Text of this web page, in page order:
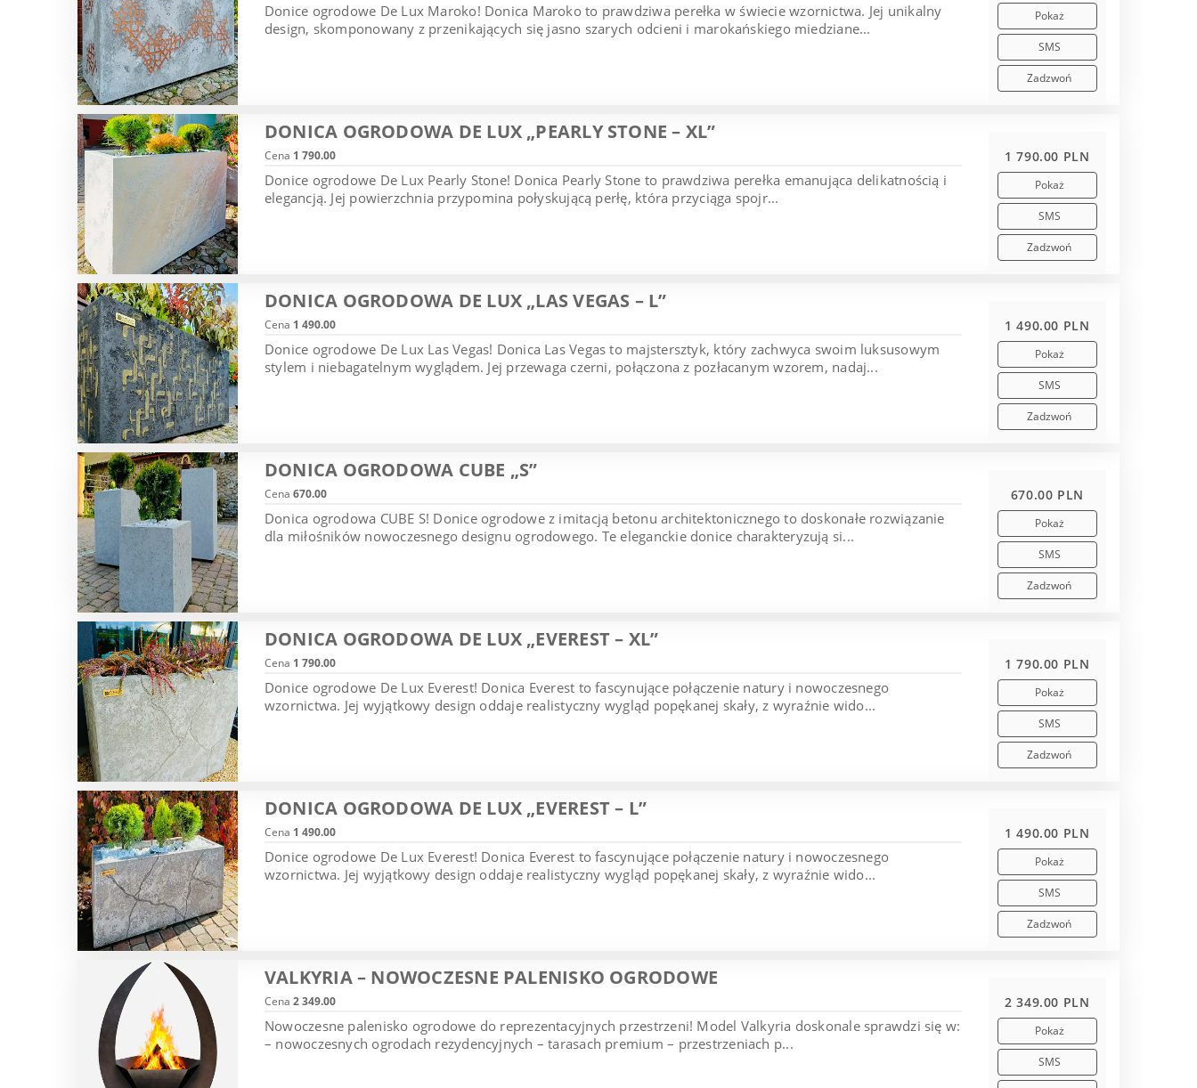
Donice ogrodowe De Lux Maroko! Donica Maroko to prawdziwa perełka w świecie wzornictwa. Jej unikalny
design, skomponowany z przenikających się jasno szarych odcieni i marokańskiego miedziane...
Pokaż
SMS
Zadzwoń
DONICA OGRODOWA DE LUX „PEARLY STONE – XL”
Cena 1 790.00
Donice ogrodowe De Lux Pearly Stone! Donica Pearly Stone to prawdziwa perełka emanująca delikatnością i
elegancją. Jej powierzchnia przypomina połyskującą perłę, która przyciąga spojr...
1 790.00 PLN
Pokaż
SMS
Zadzwoń
DONICA OGRODOWA DE LUX „LAS VEGAS – L”
Cena 1 490.00
Donice ogrodowe De Lux Las Vegas! Donica Las Vegas to majstersztyk, który zachwyca swoim luksusowym
stylem i niebagatelnym wyglądem. Jej przewaga czerni, połączona z pozłacanym wzorem, nadaj...
1 490.00 PLN
Pokaż
SMS
Zadzwoń
DONICA OGRODOWA CUBE „S”
Cena 670.00
Donica ogrodowa CUBE S! Donice ogrodowe z imitacją betonu architektonicznego to doskonałe rozwiązanie
dla miłośników nowoczesnego designu ogrodowego. Te eleganckie donice charakteryzują si...
670.00 PLN
Pokaż
SMS
Zadzwoń
DONICA OGRODOWA DE LUX „EVEREST – XL”
Cena 1 790.00
Donice ogrodowe De Lux Everest! Donica Everest to fascynujące połączenie natury i nowoczesnego
wzornictwa. Jej wyjątkowy design oddaje realistyczny wygląd popękanej skały, z wyraźnie wido...
1 790.00 PLN
Pokaż
SMS
Zadzwoń
DONICA OGRODOWA DE LUX „EVEREST – L”
Cena 1 490.00
Donice ogrodowe De Lux Everest! Donica Everest to fascynujące połączenie natury i nowoczesnego
wzornictwa. Jej wyjątkowy design oddaje realistyczny wygląd popękanej skały, z wyraźnie wido...
1 490.00 PLN
Pokaż
SMS
Zadzwoń
VALKYRIA – NOWOCZESNE PALENISKO OGRODOWE
Cena 2 349.00
Nowoczesne palenisko ogrodowe do reprezentacyjnych przestrzeni! Model Valkyria doskonale sprawdzi się w:
– nowoczesnych ogrodach rezydencyjnych – tarasach premium – przestrzeniach p...
2 349.00 PLN
Pokaż
SMS